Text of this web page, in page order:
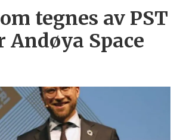
tegnes av PST
Space